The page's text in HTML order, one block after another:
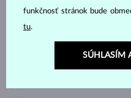
OVÁL
CUSHION
funkčnosť stránok bude
tu.
SÚHLASÍM